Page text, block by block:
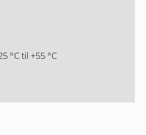
°C til +55 °C